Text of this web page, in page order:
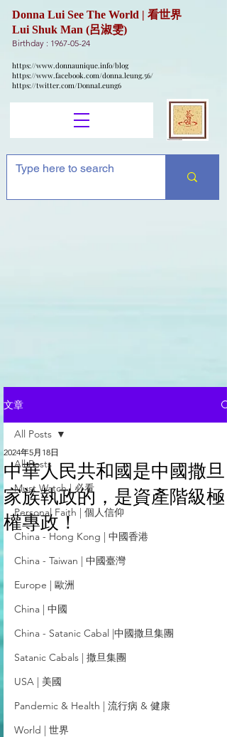
Donna Lui See The World | 看世界
Lui Shuk Man (呂淑雯)
Birthday : 1967-05-24
https://www.donnaunique.info/blog
https://www.facebook.com/donna.leung.56/
https://twitter.com/DonnaLeung6
文章
All Posts
Must Watch | 必看
Personal Faith | 個人信仰
China - Hong Kong | 中國香港
China - Taiwan | 中國臺灣
Europe | 歐洲
China | 中國
China - Satanic Cabal |中國撒旦集團
Satanic Cabals | 撒旦集團
USA | 美國
Pandemic & Health | 流行病 & 健康
World | 世界
All Posts
中華人民共和國是中國撒旦
家族執政的，是資產階級極
權專政！
2024年5月18日